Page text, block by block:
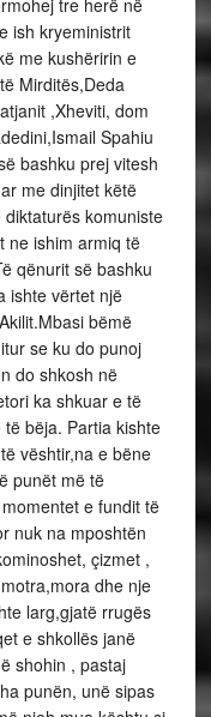
tre herë në
ish kryeministrit
me kushëririn e
Mirditës,Deda
,Xheviti, dom
Spahiu
bashku prej vitesh
me dinjitet këtë
komuniste
ne ishim armiq të
qënurit së bashku
ishte vërtet një
bëmë
se ku do punoj
do shkosh në
ka shkuar e të
bëja. Partia kishte
vështir,na e bëne
punët më të
e fundit të
nuk na mposhtën
çizmet ,
dhe nje
larg,gjatë rrugës
e shkollës janë
shohin , pastaj
punën, unë sipas